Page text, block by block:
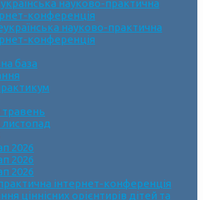
науково-практична
конференція
науково-практична
конференція
база
травень
листопад
2026
2026
2026
інтернет-конференція
ціннісних орієнтирів дітей та